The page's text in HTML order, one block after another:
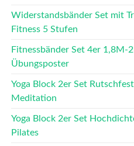
Widerstandsbänder Set mit
Fitness 5 Stufen
Fitnessbänder Set 4er
Übungsposter
Yoga Block 2er Set
Meditation
Yoga Block 2er Set
Pilates